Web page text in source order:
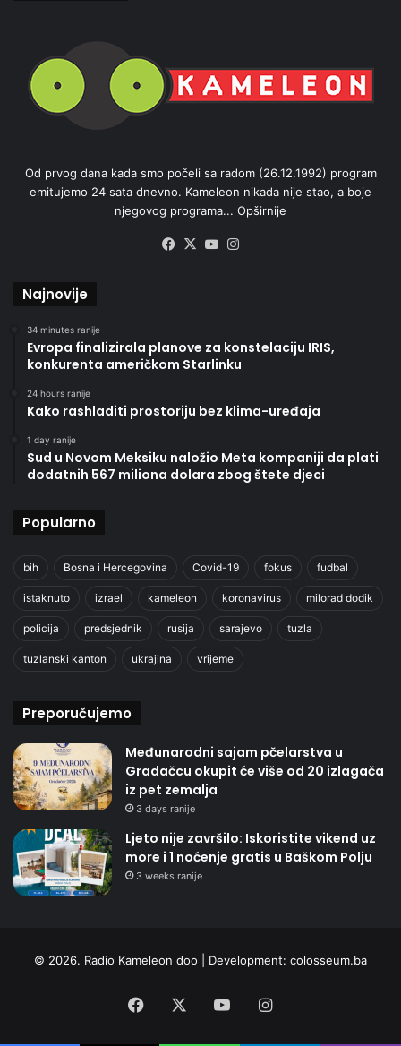
Od prvog dana kada smo počeli sa radom (26.12.1992) program
emitujemo 24 sata dnevno. Kameleon nikada nije stao, a boje
njegovog programa... Opširnije
Facebook
X YouTube
Najnovije
34 minutes ranije
Evropa finalizirala planove za konstelaciju IRIS,
konkurenta američkom Starlinku
24 hours ranije
Kako rashladiti prostoriju bez klima-uređaja
1 day ranije
Sud u Novom Meksiku naložio Meta kompaniji da plati
dodatnih 567 miliona dolara zbog štete djeci
Popularno
bih Bosna i Hercegovina Covid-19 fokus fudbal
istaknuto izrael kameleon koronavirus milorad dodik
policija predsjednik rusija sarajevo tuzla
tuzlanski kanton ukrajina vrijeme
Preporučujemo
Međunarodni sajam pčelarstva u
Gradačcu okupit će više od 20 izlagača
iz pet zemalja
3 days ranije
Ljeto nije završilo: Iskoristite vikend uz
more i 1 noćenje gratis u Baškom Polju
3 weeks ranije
© 2026. Radio Kameleon doo | Development: colosseum.ba
Facebook YouTubeInstagram